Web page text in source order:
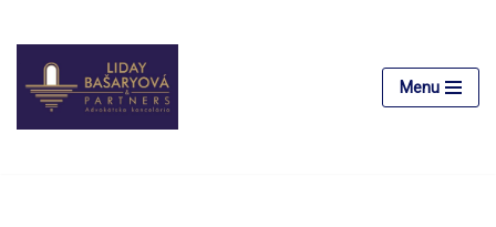
Preskočiť
na
obsah
Menu